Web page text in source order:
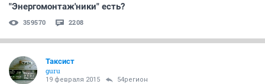
"Энергомонтаж'ники" есть?
359570 2208
Таксист
guru
19 февраля 2015 54регион